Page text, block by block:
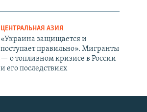
ЦЕНТРАЛЬНАЯ АЗИЯ
«Украина защищается и
поступает правильно». Мигранты
— о топливном кризисе в России
и его последствиях